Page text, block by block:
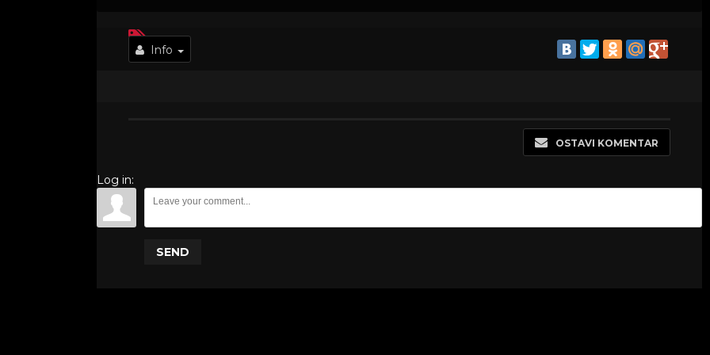
Info
OSTAVI KOMENTAR
Log in:
SEND